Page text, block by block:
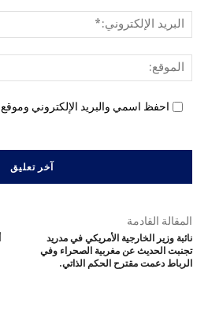
احفظ اسمي والبريد الإلكتروني
المقالة القادمة
نائبة وزير الخارجية الأمريكي في مدريد
تجنبت الحديث عن مغربية الصحراء وفي
الرباط دعمت مقترح الحكم الذاتي.